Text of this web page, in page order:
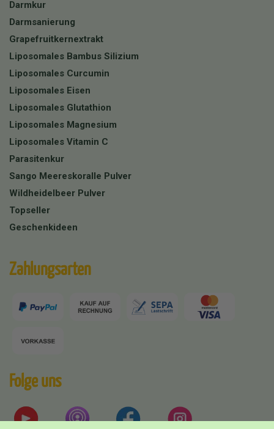
Darmkur
Darmsanierung
Grapefruitkernextrakt
Liposomales Bambus Silizium
Liposomales Curcumin
Liposomales Eisen
Liposomales Glutathion
Liposomales Magnesium
Liposomales Vitamin C
Parasitenkur
Sango Meereskoralle Pulver
Wildheidelbeer Pulver
Topseller
Geschenkideen
Zahlungsarten
Folge uns